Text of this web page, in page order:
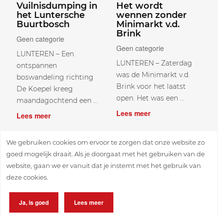
Vuilnisdumping in
het Luntersche
Buurtbosch
Geen categorie
LUNTEREN – Een
ontspannen
boswandeling richting
De Koepel kreeg
maandagochtend een …
Lees meer
Het wordt
wennen zonder
Minimarkt v.d.
Brink
Geen categorie
LUNTEREN – Zaterdag
was de Minimarkt v.d.
Brink voor het laatst
open. Het was een …
Lees meer
4 augustus 2026
met pensioen
‘Dankbaar dat ik
het heb mogen
4 augustus 2026
We gebruiken cookies om ervoor te zorgen dat onze website zo
goed mogelijk draait. Als je doorgaat met het gebruiken van de
website, gaan we er vanuit dat je instemt met het gebruik van
deze cookies.
Ja, is goed Lees meer